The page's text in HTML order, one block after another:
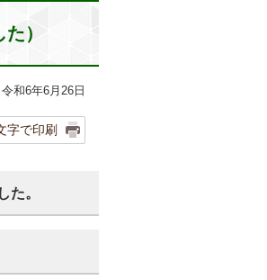
）
和6年6月26日
字で印刷
た。